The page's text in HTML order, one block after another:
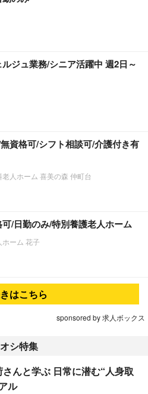
ジュ業務/シニア活躍中 週2日～
資格可/シフト相談可/介護付き有
人ホーム 喜美の森 仲町台
可/日勤のみ/特別養護老人ホーム
ーム 花子
はこちら
sponsored by 求人ボックス
シ特集
さんと学ぶ 日常に潜む“人身取
ル